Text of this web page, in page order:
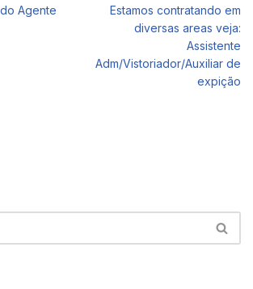
Agente
Estamos contratando em
diversas areas veja:
Assistente
Adm/Vistoriador/Auxiliar de
expição